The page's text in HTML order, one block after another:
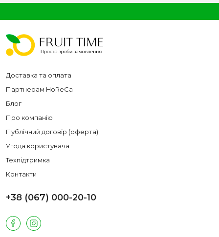
Доставка та оплата
Партнерам HoReCa
Блог
Про компанію
Публічний договір (оферта)
Угода користувача
Техпідтримка
Контакти
+38 (067) 000-20-10